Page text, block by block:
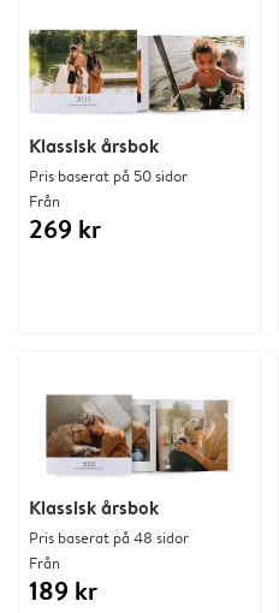
Klassisk årsbok
Pris baserat på 50 sidor
Från
269 kr
Klassisk årsbok
Pris baserat på 48 sidor
Från
189 kr